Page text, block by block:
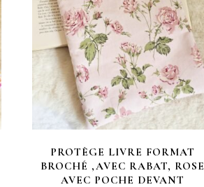
PROTÈGE LIVRE FORMAT
BROCHÉ ,AVEC RABAT, ROSE
AVEC POCHE DEVANT